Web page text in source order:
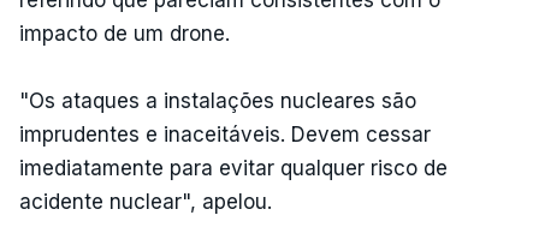
impacto de um drone.
"Os ataques a instalações nucleares são
imprudentes e inaceitáveis. Devem cessar
imediatamente para evitar qualquer risco de
acidente nuclear", apelou.